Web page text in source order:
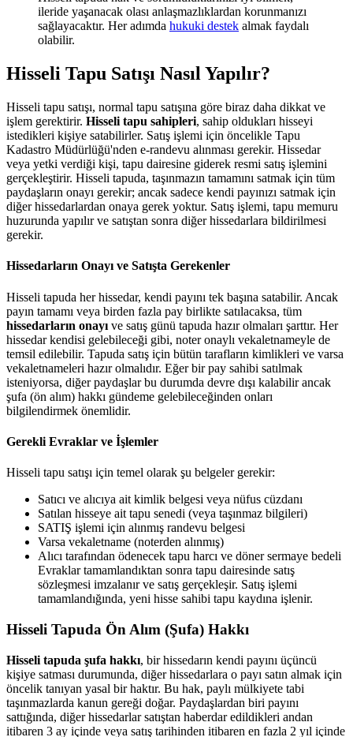
ileride yaşanacak olası anlaşmazlıklardan korunmanızı
sağlayacaktır. Her adımda hukuki destek almak faydalı
olabilir.
Hisseli Tapu Satışı Nasıl Yapılır?
Hisseli tapu satışı, normal tapu satışına göre biraz daha dikkat ve
işlem gerektirir. Hisseli tapu sahipleri, sahip oldukları hisseyi
istedikleri kişiye satabilirler. Satış işlemi için öncelikle Tapu
Kadastro Müdürlüğü'nden e-randevu alınması gerekir. Hissedar
veya yetki verdiği kişi, tapu dairesine giderek resmi satış işlemini
gerçekleştirir. Hisseli tapuda, taşınmazın tamamını satmak için tüm
paydaşların onayı gerekir; ancak sadece kendi payınızı satmak için
diğer hissedarlardan onaya gerek yoktur. Satış işlemi, tapu memuru
huzurunda yapılır ve satıştan sonra diğer hissedarlara bildirilmesi
gerekir.
Hissedarların Onayı ve Satışta Gerekenler
Hisseli tapuda her hissedar, kendi payını tek başına satabilir. Ancak
payın tamamı veya birden fazla pay birlikte satılacaksa, tüm
hissedarların onayı ve satış günü tapuda hazır olmaları şarttır. Her
hissedar kendisi gelebileceği gibi, noter onaylı vekaletnameyle de
temsil edilebilir. Tapuda satış için bütün tarafların kimlikleri ve varsa
vekaletnameleri hazır olmalıdır. Eğer bir pay sahibi satılmak
isteniyorsa, diğer paydaşlar bu durumda devre dışı kalabilir ancak
şufa (ön alım) hakkı gündeme gelebileceğinden onları
bilgilendirmek önemlidir.
Gerekli Evraklar ve İşlemler
Hisseli tapu satışı için temel olarak şu belgeler gerekir:
Satıcı ve alıcıya ait kimlik belgesi veya nüfus cüzdanı
Satılan hisseye ait tapu senedi (veya taşınmaz bilgileri)
SATIŞ işlemi için alınmış randevu belgesi
Varsa vekaletname (noterden alınmış)
Alıcı tarafından ödenecek tapu harcı ve döner sermaye bedeli
Evraklar tamamlandıktan sonra tapu dairesinde satış
sözleşmesi imzalanır ve satış gerçekleşir. Satış işlemi
tamamlandığında, yeni hisse sahibi tapu kaydına işlenir.
Hisseli Tapuda Ön Alım (Şufa) Hakkı
Hisseli tapuda şufa hakkı, bir hissedarın kendi payını üçüncü
kişiye satması durumunda, diğer hissedarlara o payı satın almak için
öncelik tanıyan yasal bir haktır. Bu hak, paylı mülkiyete tabi
taşınmazlarda kanun gereği doğar. Paydaşlardan biri payını
sattığında, diğer hissedarlar satıştan haberdar edildikleri andan
itibaren 3 ay içinde veya satış tarihinden itibaren en fazla 2 yıl içinde